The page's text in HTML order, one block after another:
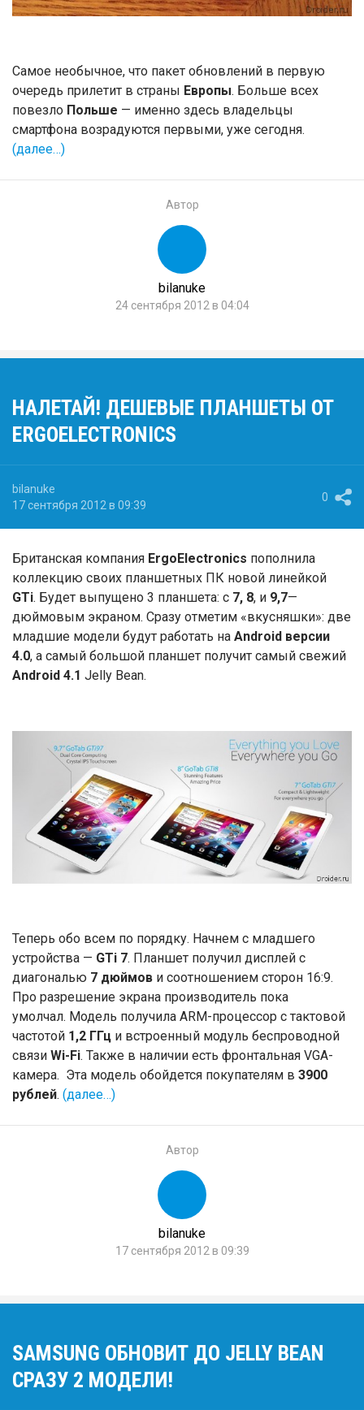
Самое необычное, что пакет обновлений в первую
очередь прилетит в страны Европы. Больше всех
повезло Польше — именно здесь владельцы
смартфона возрадуются первыми, уже сегодня.
(далее…)
Автор
bilanuke
24 сентября 2012 в 04:04
НАЛЕТАЙ! ДЕШЕВЫЕ ПЛАНШЕТЫ ОТ
ERGOELECTRONICS
bilanuke
17 сентября 2012 в 09:39
0
Британская компания ErgoElectronics пополнила
коллекцию своих планшетных ПК новой линейкой
GTi. Будет выпущено 3 планшета: с 7, 8, и 9,7—
дюймовым экраном. Сразу отметим «вкусняшки»: две
младшие модели будут работать на Android версии
4.0, а самый большой планшет получит самый свежий
Android 4.1 Jelly Bean.
Теперь обо всем по порядку. Начнем с младшего
устройства — GTi 7. Планшет получил дисплей с
диагональю 7 дюймов и соотношением сторон 16:9.
Про разрешение экрана производитель пока
умолчал. Модель получила ARM-процессор с тактовой
частотой 1,2 ГГц и встроенный модуль беспроводной
связи Wi-Fi. Также в наличии есть фронтальная VGA-
камера. Эта модель обойдется покупателям в 3900
рублей. (далее…)
Автор
bilanuke
17 сентября 2012 в 09:39
SAMSUNG ОБНОВИТ ДО JELLY BEAN
СРАЗУ 2 МОДЕЛИ!